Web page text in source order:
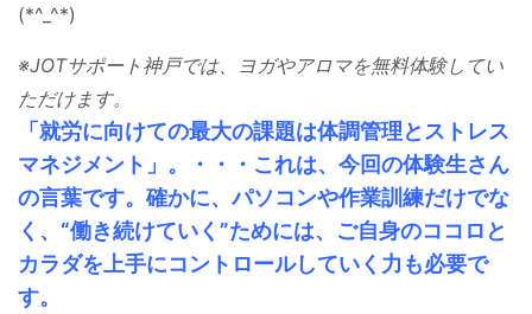
(*^_^*)
※JOTサポート神戸では、ヨガやアロマを無料体験してい
ただけます。
「就労に向けての最大の課題は体調管理とストレス
マネジメント」。・・・これは、今回の体験生さん
の言葉です。確かに、パソコンや作業訓練だけでな
く、“働き続けていく”ためには、ご自身のココロと
カラダを上手にコントロールしていく力も必要で
す。